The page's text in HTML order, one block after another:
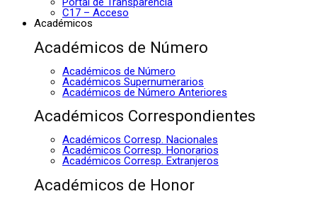
C17 – Acceso
Académicos
Académicos de Número
Académicos de Número
Académicos Supernumerarios
Académicos de Número Anteriores
Académicos Correspondientes
Académicos Corresp. Nacionales
Académicos Corresp. Honorarios
Académicos Corresp. Extranjeros
Académicos de Honor